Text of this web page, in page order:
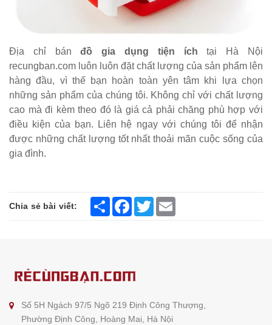
Địa chỉ bánđồ gia dụng tiện ích tại Hà Nội
recungban.com luôn luôn đặt chất lượng của sản phẩm lên
hàng đầu, vì thế bạn hoàn toàn yên tâm khi lựa chọn
những sản phẩm của chúng tôi. Không chỉ với chất lượng
cao mà đi kèm theo đó là giá cả phải chăng phù hợp với
điều kiện của bạn. Liên hệ ngay với chúng tôi để nhận
được những chất lượng tốt nhất thoải mãn cuộc sống của
gia đình.
Chia sẻ bài viết: Share Facebook
Twitter
Số 5H Ngách 97/5 Ngõ 219 Định Công Thượng,
Phường Định Công, Hoàng Mai, Hà Nội